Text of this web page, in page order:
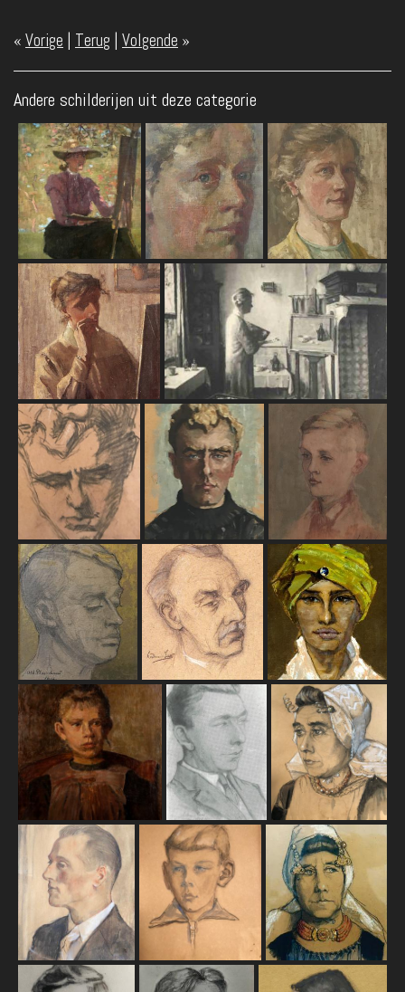
« Vorige Terug Volgende »
Andere schilderijen uit deze categorie